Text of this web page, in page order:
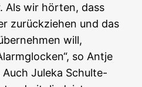
Als wir hörten, dass
zurückziehen und das
will,
so Antje
Juleka Schulte-